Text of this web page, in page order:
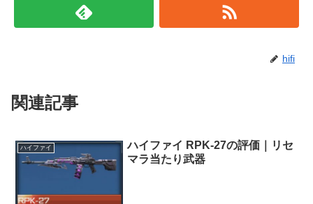
hifi
関連記事
ハイファイ
ハイファイ RPK-27の評価｜リセ
マラ当たり武器